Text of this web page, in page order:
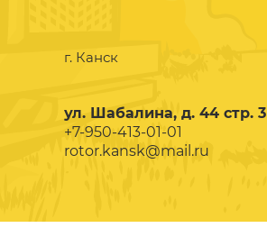
г. Канск
ул. Шабалина, д. 44 стр. 3
+7-950-413-01-01
rotor.kansk@mail.ru